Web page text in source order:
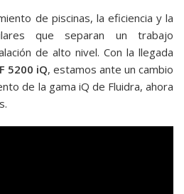
de piscinas, la eficiencia y la
que separan un trabajo
de alto nivel. Con la llegada
5200 iQ, estamos ante un cambio
de la gama iQ de Fluidra, ahora